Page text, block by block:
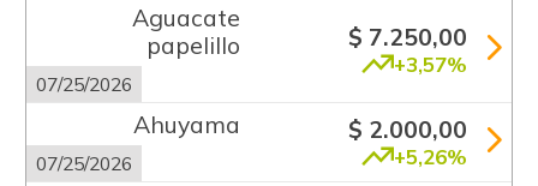
Aguacate
papelillo
07/25/2026
$ 7.250,00
+3,57%
Ahuyama
07/25/2026
$ 2.000,00
+5,26%